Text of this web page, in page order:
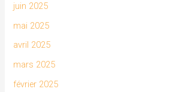
juin 2025
mai 2025
avril 2025
mars 2025
février 2025